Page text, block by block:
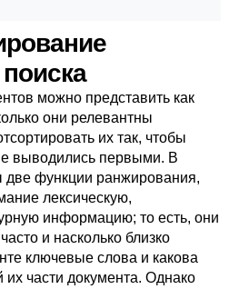
можно представить как
они релевантны
их так, чтобы
выводились первыми. В
две функции ранжирования,
лексическую,
информацию; то есть, они
и насколько близко
ключевые слова и какова
части документа. Однако